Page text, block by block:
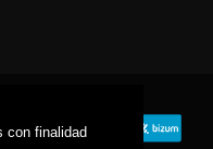
con finalidad